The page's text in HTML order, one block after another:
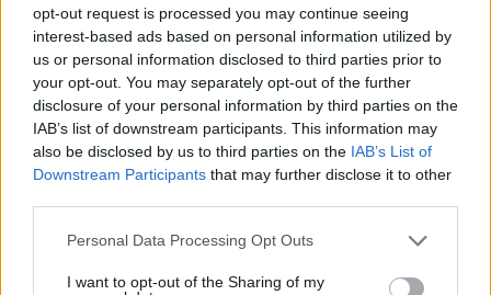
opt-out request is processed you may continue seeing
interest-based ads based on personal information utilized by
us or personal information disclosed to third parties prior to
your opt-out. You may separately opt-out of the further
disclosure of your personal information by third parties on the
IAB’s list of downstream participants. This information may
also be disclosed by us to third parties on the IAB’s List of
Downstream Participants that may further disclose it to other
Please note that this website/app uses one or more Google
not limited to your visit or usage behaviour. You may click to
Personal Data Processing Opt Outs
I want to opt-out of the Sharing of my
Εγκαταλείπει το κόμμα Καρυστιανού
και ο επιχειρηματίας Νίκος
Μπρουτζάκης: Καταγγέλλει κλειστή
κάστα, «λένε προδότες και
πληρωμένους όσους αποχωρούν»
08.08.2026, 18:48 343
πρίγκιπα Άντριου όταν πεθάνει παρά
για το «μυστικό σχέδιο»